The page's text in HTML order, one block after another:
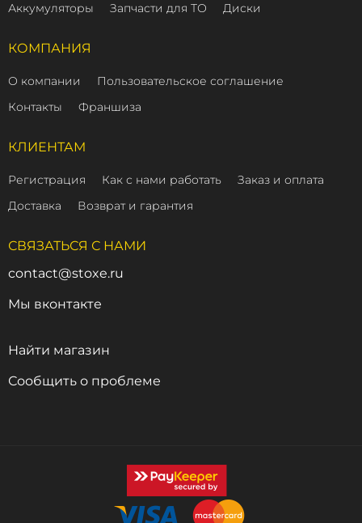
Аккумуляторы
Запчасти для ТО Диски
КОМПАНИЯ
О компании
Пользовательское соглашение
Контакты
Франшиза
КЛИЕНТАМ
Регистрация Как с нами работать
Заказ и оплата
Доставка
Возврат и гарантия
СВЯЗАТЬСЯ С НАМИ
contact@stoxe.ru
Мы вконтакте
Найти магазин
Сообщить о проблеме